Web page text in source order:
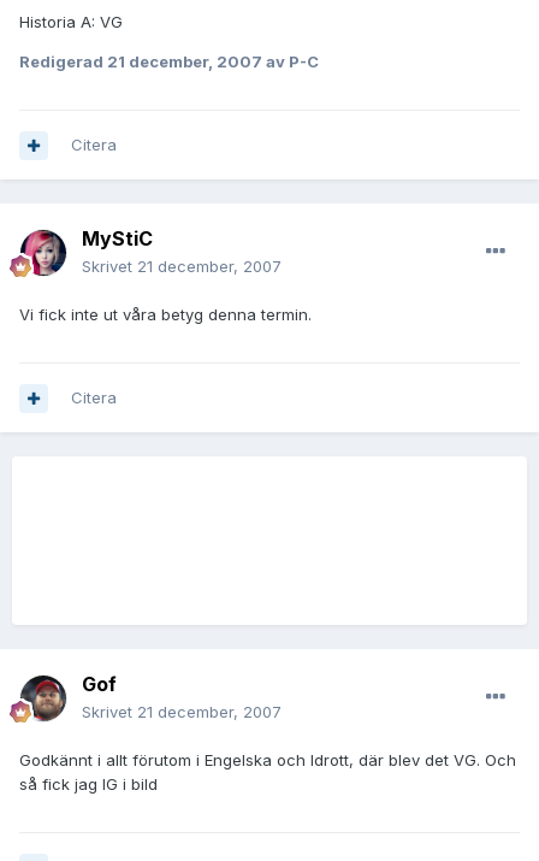
Historia A: VG
Redigerad 21 december, 2007 av P-C
Citera
MyStiC
Skrivet 21 december, 2007
Vi fick inte ut våra betyg denna termin.
Citera
Gof
Skrivet 21 december, 2007
Godkännt i allt förutom i Engelska och Idrott, där blev det VG. Och
så fick jag IG i bild